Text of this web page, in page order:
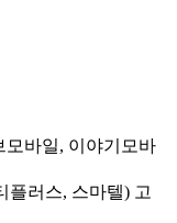
모바일, 이야기모바
플러스, 스마텔) 고